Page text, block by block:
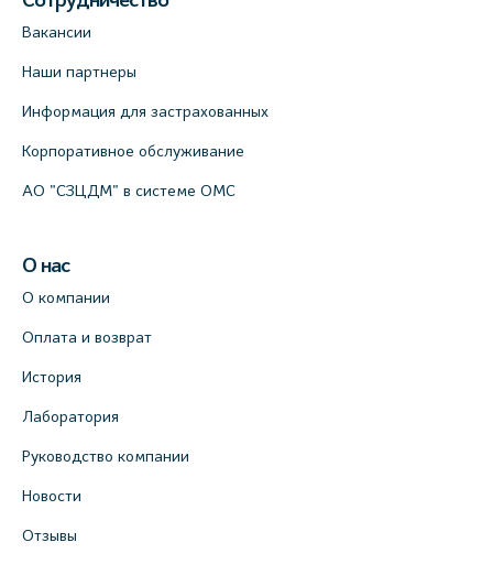
Вакансии
Наши партнеры
Информация для застрахованных
Корпоративное обслуживание
АО "СЗЦДМ" в системе ОМС
О нас
О компании
Оплата и возврат
История
Лаборатория
Руководство компании
Новости
Отзывы